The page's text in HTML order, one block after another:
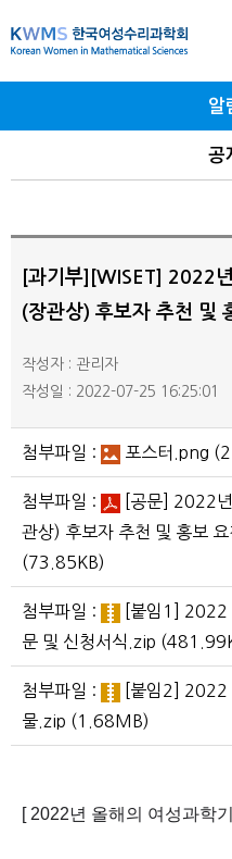
문
가
알
공
[과기부][WISET] 2022
(장관상) 후보자 추천 및
작성자 : 관리자
작성일 : 2022-07-25 16:25:01
첨부파일 : 포스터.png
첨부파일 :
[공문] 2022
관상) 후보자 추천 및 홍보
(73.85KB)
첨부파일 :
[붙임1] 2022
문 및 신청서식.zip
첨부파일 :
[붙임2] 2022
물.zip (1.68MB)
[ 2022년 올해의 여성과학